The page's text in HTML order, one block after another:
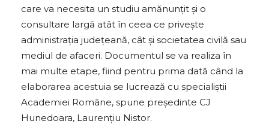
care va necesita un studiu amănunțit și o
consultare largă atât în ceea ce privește
administrația județeană, cât și societatea civilă sau
mediul de afaceri. Documentul se va realiza în
mai multe etape, fiind pentru prima dată când la
elaborarea acestuia se lucrează cu specialiștii
Academiei Române, spune președinte CJ
Hunedoara, Laurențiu Nistor.